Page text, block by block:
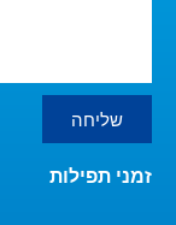
שליחה
זמני תפילות